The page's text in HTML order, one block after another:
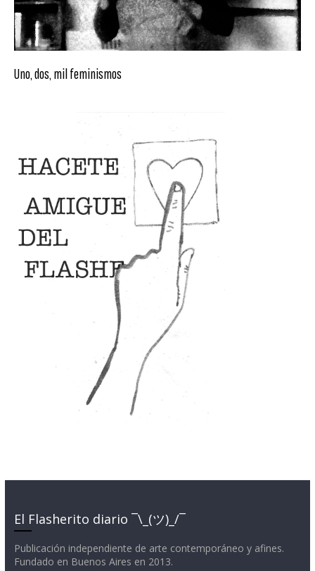
Uno, dos, mil feminismos
El Flasherito diario ¯\_(ツ)_/¯
Publicación independiente de arte contemporáneo y afines.
Fundado en Buenos Aires en 2013.